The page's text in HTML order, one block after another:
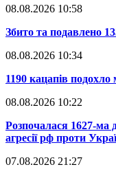
08.08.2026 10:58
​Збито та подавлено
08.08.2026 10:34
​1190 кацапів подохло
08.08.2026 10:22
​Розпочалася 1627-ма
агресії рф проти
07.08.2026 21:27